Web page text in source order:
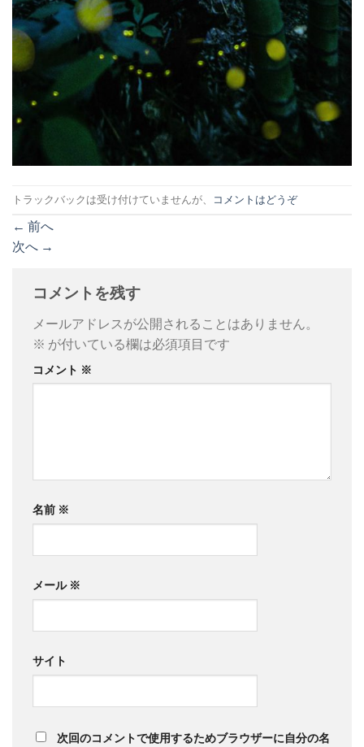
トラックバックは受け付けていませんが、 コメントはどうぞ
← 前へ
次へ →
コメントを残す
メールアドレスが公開されることはありません。
※ が付いている欄は必須項目です
コメント ※
名前 ※
メール ※
サイト
次回のコメントで使用するためブラウザーに自分の名